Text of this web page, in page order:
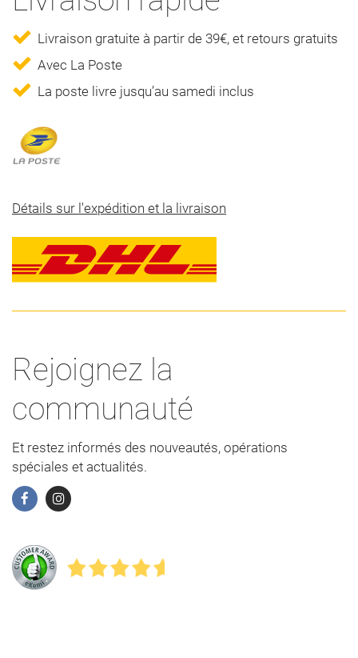
Livraison gratuite à partir de 39€, et retours gratuits
Avec La Poste
La poste livre jusqu’au samedi inclus
Détails sur l'expédition et la livraison
Rejoignez la
communauté
Et restez informés des nouveautés, opérations
spéciales et actualités.